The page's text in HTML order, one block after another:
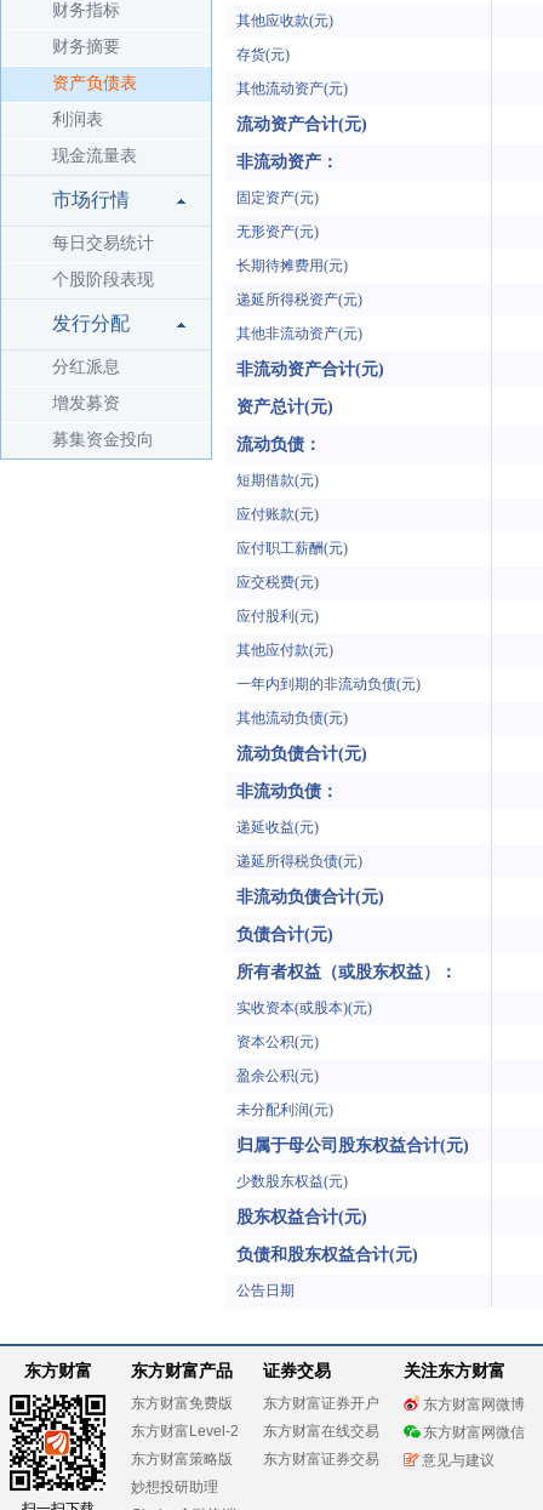
财务指标
财务摘要
资产负债表
利润表
现金流量表
市场行情
每日交易统计
个股阶段表现
发行分配
分红派息
增发募资
募集资金投向
其他应收款(元)
存货(元)
其他流动资产(元)
流动资产合计(元)
非流动资产：
固定资产(元)
无形资产(元)
长期待摊费用(元)
递延所得税资产(元)
其他非流动资产(元)
非流动资产合计(元)
资产总计(元)
流动负债：
短期借款(元)
应付账款(元)
应付职工薪酬(元)
应交税费(元)
应付股利(元)
其他应付款(元)
一年内到期的非流动负债(元)
其他流动负债(元)
流动负债合计(元)
非流动负债：
递延收益(元)
递延所得税负债(元)
非流动负债合计(元)
负债合计(元)
所有者权益（或股东权益）：
实收资本(或股本)(元)
资本公积(元)
盈余公积(元)
未分配利润(元)
归属于母公司股东权益合计(元)
少数股东权益(元)
股东权益合计(元)
负债和股东权益合计(元)
公告日期
东方财富 东方财富产品
东方财富免费版
东方财富Level-2
东方财富策略版
妙想投研助理
证券交易
东方财富证券开户
东方财富在线交易
东方财富证券交易
关注东方财富
东方财富网微博
东方财富网微信
意见与建议